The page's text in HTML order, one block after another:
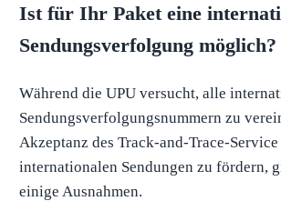
Ist für Ihr Paket eine
Sendungsverfolgung möglich?
Während die UPU versucht, alle
Sendungsverfolgungsnummern zu
Akzeptanz des Track-and-Trace-
internationalen Sendungen zu fördern,
einige Ausnahmen.